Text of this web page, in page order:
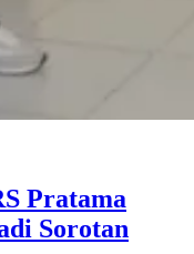
Pratama
Sorotan